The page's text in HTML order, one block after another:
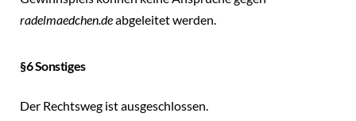
radelmaedchen.deabgeleitet werden.
§6 Sonstiges
Der Rechtsweg ist ausgeschlossen.